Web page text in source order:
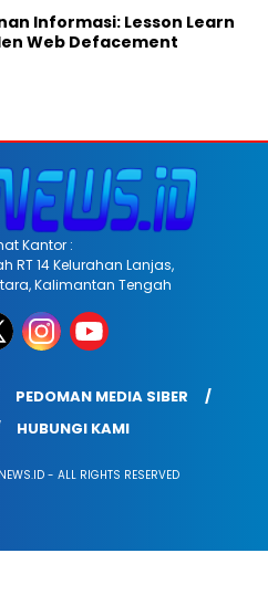
Informasi: Lesson Learn
Web Defacement
Kantor :
RT 14 Kelurahan Lanjas,
Kalimantan Tengah
PEDOMAN MEDIA SIBER
HUBUNGI KAMI
- ALL RIGHTS RESERVED